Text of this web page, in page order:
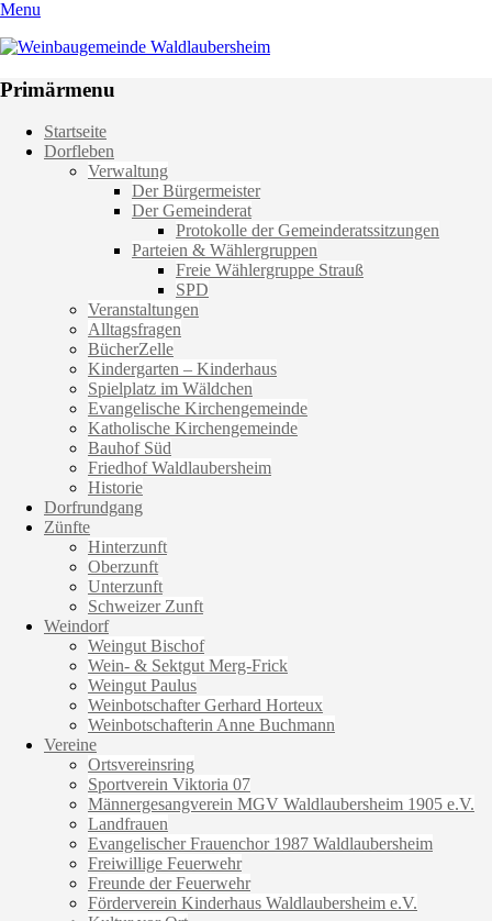
Menu
Weinbaugemeinde Waldlaubersheim
Primärmenu
Weiter
zum
Startseite
Dorfleben
Verwaltung
Der Bürgermeister
Der Gemeinderat
Protokolle der Gemeinderatssitzungen
Parteien & Wählergruppen
Freie Wählergruppe Strauß
SPD
Veranstaltungen
Alltagsfragen
BücherZelle
Kindergarten – Kinderhaus
Spielplatz im Wäldchen
Evangelische Kirchengemeinde
Katholische Kirchengemeinde
Bauhof Süd
Friedhof Waldlaubersheim
Historie
Dorfrundgang
Zünfte
Hinterzunft
Oberzunft
Unterzunft
Schweizer Zunft
Weindorf
Weingut Bischof
Wein- & Sektgut Merg-Frick
Weingut Paulus
Weinbotschafter Gerhard Horteux
Weinbotschafterin Anne Buchmann
Vereine
Ortsvereinsring
Sportverein Viktoria 07
Männergesangverein MGV Waldlaubersheim 1905 e.V.
Landfrauen
Evangelischer Frauenchor 1987 Waldlaubersheim
Freiwillige Feuerwehr
Freunde der Feuerwehr
Förderverein Kinderhaus Waldlaubersheim e.V.